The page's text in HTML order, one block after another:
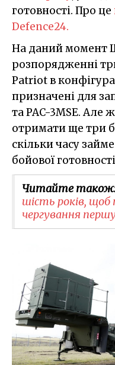
готовності. Про це
Defence24.
На даний момент
розпорядженні
Patriot в
призначені для
та PAC-3MSE. Але
отримати ще три
скільки часу
бойової
Читайте
шість років,
чергування